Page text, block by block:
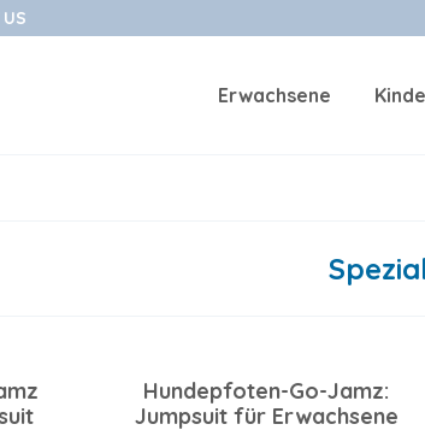
US
Erwachsene
Hundepfoten-Go-Jamz:
Jumpsuit für Erwachsene